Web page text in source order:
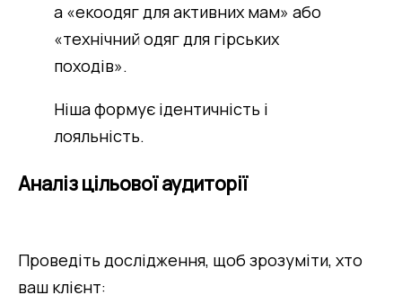
а «екоодяг для активних мам» або
«технічний одяг для гірських
походів».
Ніша формує ідентичність і
лояльність.
Аналіз цільової аудиторії
Проведіть дослідження, щоб зрозуміти, хто
ваш клієнт: